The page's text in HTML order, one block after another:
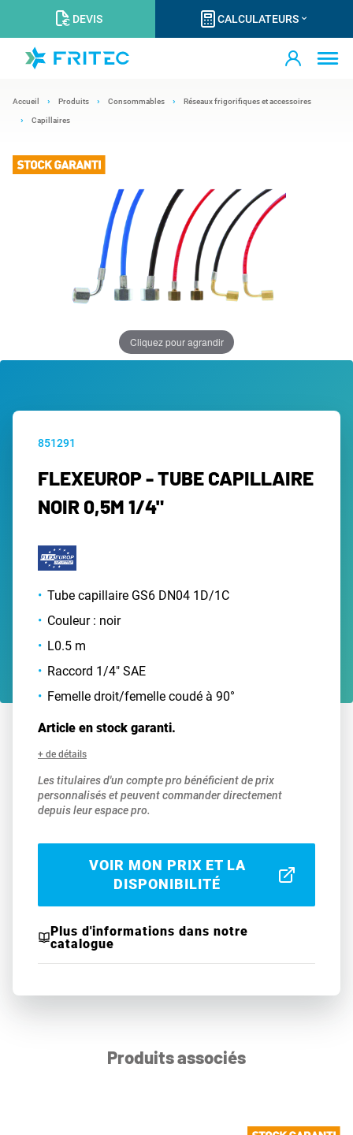
DEVIS CALCULATEURS
Accueil Produits Consommables Réseaux frigorifiques et accessoires
Capillaires
Cliquez pour agrandir
851291
FLEXEUROP - TUBE CAPILLAIRE
NOIR 0,5M 1/4"
Tube capillaire GS6 DN04 1D/1C
Couleur : noir
L0.5 m
Raccord 1/4" SAE
Femelle droit/femelle coudé à 90°
Article en stock garanti.
+ de détails
Les titulaires d'un compte pro bénéficient de prix
personnalisés et peuvent commander directement
depuis leur espace pro.
VOIR MON PRIX ET LA
DISPONIBILITÉ
Plus d'informations dans notre
catalogue
Produits associés